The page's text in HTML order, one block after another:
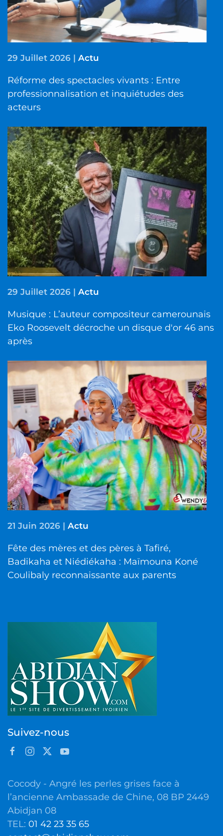
29 Juillet 2026 | Actu
Réforme des spectacles vivants : Entre
professionnalisation et inquiétudes des
acteurs
29 Juillet 2026 | Actu
Musique : L’auteur compositeur camerounais
Eko Roosevelt décroche un disque d'or 46 ans
après
21 Juin 2026 | Actu
Fête des mères et des pères à Tafiré,
Badikaha et Niédiékaha : Maïmouna Koné
Coulibaly reconnaissante aux parents
Suivez-nous
Cocody - Angré les perles grises face à
l’ancienne Ambassade de Chine, 08 BP 2449
Abidjan 08
TEL: 01 42 23 35 65